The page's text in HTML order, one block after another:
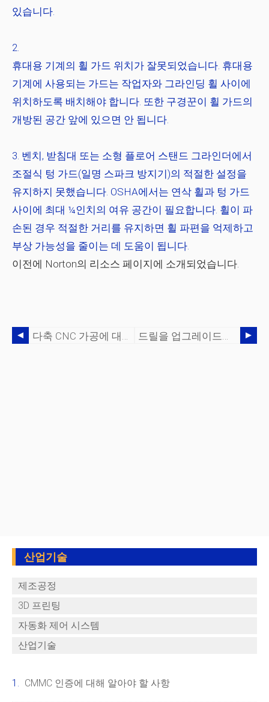
있습니다.
휴대용 기계의 휠 가드 위치가 잘못되었습니다. 휴대용
기계에 사용되는 가드는 작업자와 그라인딩 휠 사이에
위치하도록 배치해야 합니다. 또한 구경꾼이 휠 가드의
개방된 공간 앞에 있으면 안 됩니다.
벤치, 받침대 또는 소형 플로어 스탠드 그라인더에서
조절식 텅 가드(일명 스파크 방지기)의 적절한 설정을
유지하지 못했습니다. OSHA에서는 연삭 휠과 텅 가드
사이에 최대 ¼인치의 여유 공간이 필요합니다. 휠이 파
손된 경우 적절한 거리를 유지하면 휠 파편을 억제하고
부상 가능성을 줄이는 데 도움이 됩니다.
이전에 Norton의 리소스 페이지에 소개되었습니다.
다축 CNC 가공에 대해 알아야 할 사항 드릴을 업그레이드해야 할 때:솔리드 초경은 먼 길을 왔습니다
산업기술
제조공정
3D 프린팅
자동화 제어 시스템
산업기술
CMMC 인증에 대해 알아야 할 사항